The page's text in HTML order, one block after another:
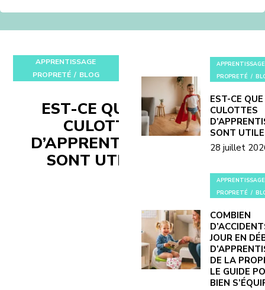
APPRENTISSAGE
PROPRETÉ
BLOG
EST-CE QUE LES
CULOTTES
D’APPRENTISSAGE
SONT UTILES ?
APPRENTISSAGE
PROPRETÉ
EST-CE
CULOTTES
SONT
28 juillet
APPRENTISSAGE
PROPRETÉ
COMBIEN
JOUR EN
DE LA
LE GUIDE
BIEN